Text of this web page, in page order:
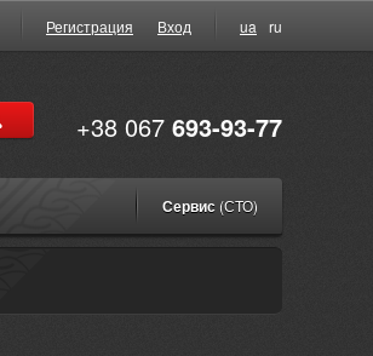
Регистрация Вход ua ru
+38 067 693-93-77
Сервис (СТО)